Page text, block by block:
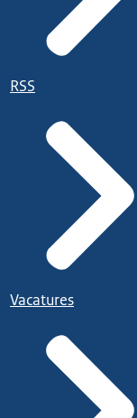
RSS
Vacatures